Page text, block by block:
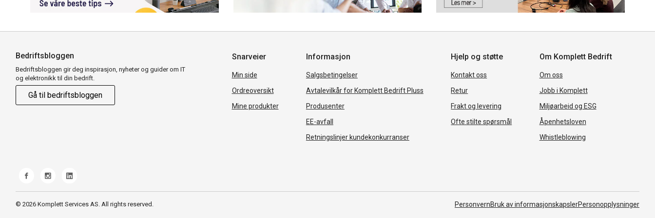
Bedriftsbloggen
Bedriftsbloggen gir deg inspirasjon, nyheter og guider om IT
og elektronikk til din bedrift.
Gå til bedriftsbloggen
Snarveier
Min side
Ordreoversikt
Mine produkter
Informasjon
Salgsbetingelser
Avtalevilkår for Komplett Bedrift Pluss
Produsenter
EE-avfall
Retningslinjer kundekonkurranser
Hjelp og støtte
Kontakt oss
Retur
Frakt og levering
Ofte stilte spørsmål
Om Komplett Bedrift
Om oss
Jobb i Komplett
Miljøarbeid og ESG
Åpenhetsloven
Whistleblowing
© 2026 Komplett Services AS. All rights reserved. PersonvernBruk av informasjonskapslerPersonopplysninger